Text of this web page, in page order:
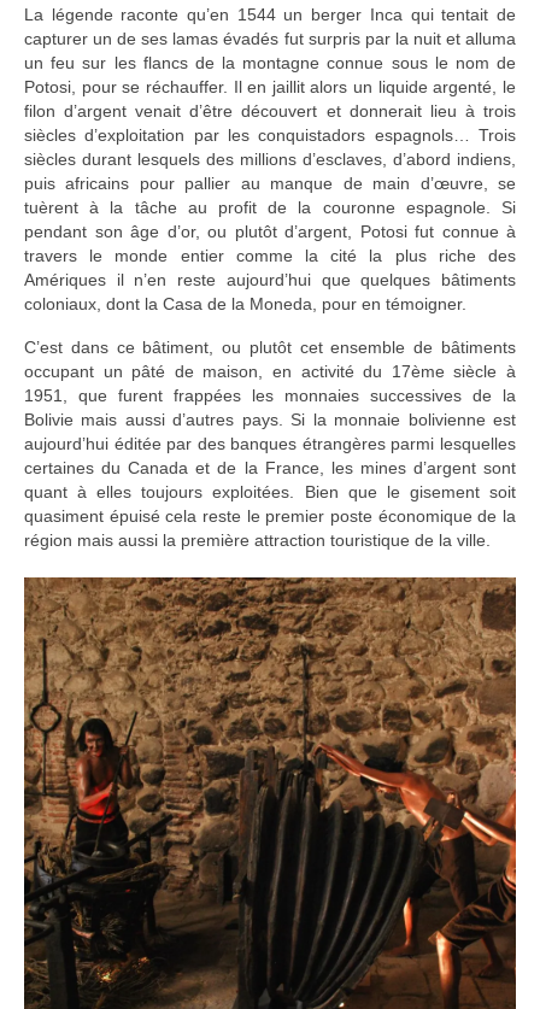
La légende raconte qu’en 1544 un berger Inca qui tentait de
capturer un de ses lamas évadés fut surpris par la nuit et alluma
un feu sur les flancs de la montagne connue sous le nom de
Potosi, pour se réchauffer. Il en jaillit alors un liquide argenté, le
filon d’argent venait d’être découvert et donnerait lieu à trois
siècles d’exploitation par les conquistadors espagnols… Trois
siècles durant lesquels des millions d’esclaves, d’abord indiens,
puis africains pour pallier au manque de main d’œuvre, se
tuèrent à la tâche au profit de la couronne espagnole. Si
pendant son âge d’or, ou plutôt d’argent, Potosi fut connue à
travers le monde entier comme la cité la plus riche des
Amériques il n’en reste aujourd’hui que quelques bâtiments
coloniaux, dont la Casa de la Moneda, pour en témoigner.
C’est dans ce bâtiment, ou plutôt cet ensemble de bâtiments
occupant un pâté de maison, en activité du 17ème siècle à
1951, que furent frappées les monnaies successives de la
Bolivie mais aussi d’autres pays. Si la monnaie bolivienne est
aujourd’hui éditée par des banques étrangères parmi lesquelles
certaines du Canada et de la France, les mines d’argent sont
quant à elles toujours exploitées. Bien que le gisement soit
quasiment épuisé cela reste le premier poste économique de la
région mais aussi la première attraction touristique de la ville.